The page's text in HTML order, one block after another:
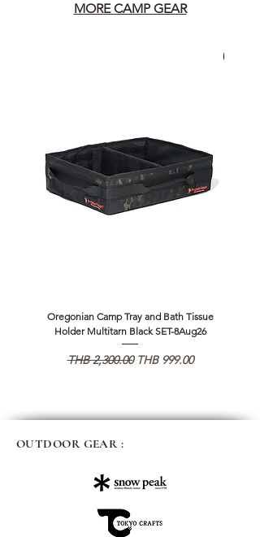
MORE CAMP GEAR
Oregonian Camp Tray and Bath Tissue
Holder Multitarn Black SET-8Aug26
Regular Price
THB 2,300.00 Sale Price
THB 999.00
OUTDOOR GEAR :